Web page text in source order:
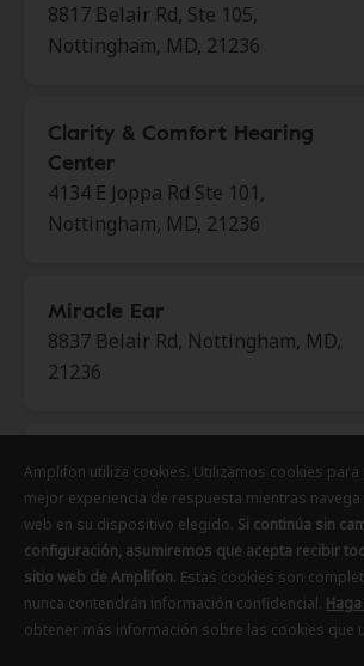
8817 Belair Rd, Ste 105,
Nottingham, MD, 21236
Clarity & Comfort Hearing
Center
4134 E Joppa Rd Ste 101,
Nottingham, MD, 21236
Miracle Ear
8837 Belair Rd, Nottingham, MD,
21236
Innovative Hearing
10451 Mill Run Cir Ste 400,
Owings Mills, MD, 21117
Innovative Hearing
400 E Pratt St Fl 8, Baltimore, MD,
Amplifon utiliza cookies. Utilizamos cookies
mejor experiencia de respuesta mientras
web en su dispositivo elegido. Si continúa sin
configuración, asumiremos que acepta recibir
sitio web de Amplifon. Estas cookies son
nunca contendrán información confidencial.
obtener más información sobre las cookies que
Amplifon utiliza cookies. Utilizamos cookies
mejor experiencia de respuesta mientras
web en su dispositivo elegido. Si continúa sin
configuración, asumiremos que acepta recibir
sitio web de Amplifon. Estas cookies son
nunca contendrán información confidencial.
obtener más información sobre las cookies que
Amplifon utiliza cookies. Utilizamos cookies
mejor experiencia de respuesta mientras
web en su dispositivo elegido. Si continúa sin
configuración, asumiremos que acepta recibir
sitio web de Amplifon. Estas cookies son
nunca contendrán información confidencial.
obtener más información sobre las cookies que